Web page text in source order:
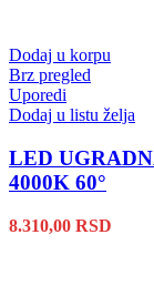
Dodaj u korpu
Brz pregled
Uporedi
Dodaj u listu želja
LED
4000K 60°
8.310,00 RSD